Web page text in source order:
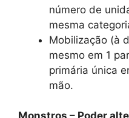
número de
mesma
Mobilização (à
mesmo em 1
primária única
mão.